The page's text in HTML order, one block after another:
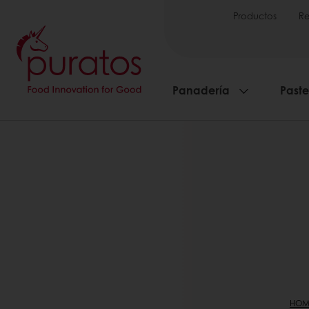
Productos
Panadería